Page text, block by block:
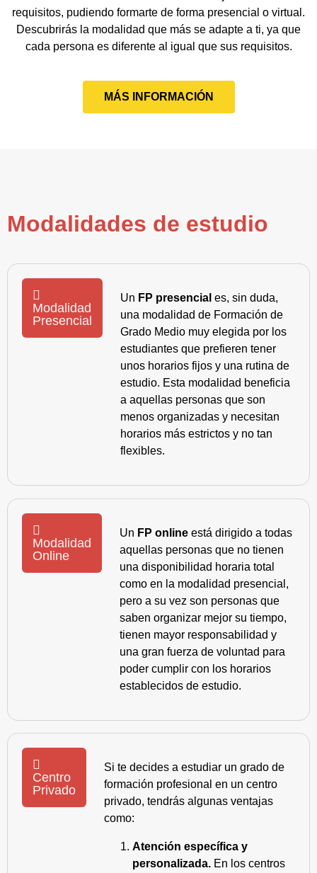
requisitos, pudiendo formarte de forma presencial o virtual.
Descubrirás la modalidad que más se adapte a ti, ya que
cada persona es diferente al igual que sus requisitos.
MÁS INFORMACIÓN
Modalidades de estudio
Modalidad
Presencial
Un FP presencial es, sin duda,
una modalidad de Formación de
Grado Medio muy elegida por los
estudiantes que prefieren tener
unos horarios fijos y una rutina de
estudio. Esta modalidad beneficia
a aquellas personas que son
menos organizadas y necesitan
horarios más estrictos y no tan
flexibles.
Modalidad
Online
Un FP online está dirigido a todas
aquellas personas que no tienen
una disponibilidad horaria total
como en la modalidad presencial,
pero a su vez son personas que
saben organizar mejor su tiempo,
tienen mayor responsabilidad y
una gran fuerza de voluntad para
poder cumplir con los horarios
establecidos de estudio.
Centro
Privado
Si te decides a estudiar un grado de
formación profesional en un centro
privado, tendrás algunas ventajas
como:
Atención específica y
personalizada. En los centros